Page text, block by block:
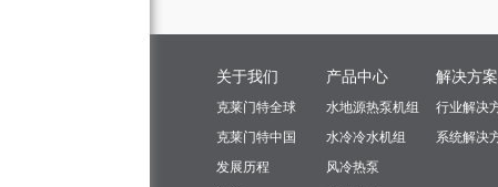
关于我们
克莱门特全球
克莱门特中国
发展历程
产品中心
水地源热泵机组
水冷冷水机组
风冷热泵
解决方案
行业解决
系统解决